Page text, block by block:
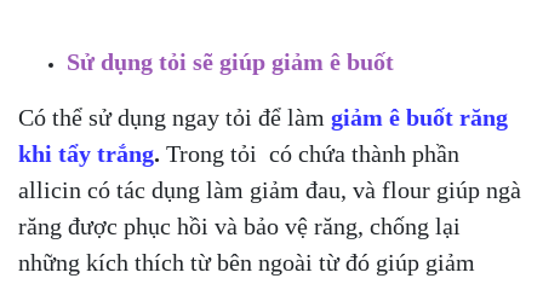
Sử dụng tỏi sẽ giúp giảm ê buốt
Có thể sử dụng ngay tỏi để làm giảm ê buốt răng
khi tẩy trắng. Trong tỏi có chứa thành phần
allicin có tác dụng làm giảm đau, và flour giúp ngà
răng được phục hồi và bảo vệ răng, chống lại
những kích thích từ bên ngoài từ đó giúp giảm